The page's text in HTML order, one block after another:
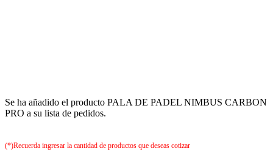
Se ha añadido el producto PALA DE PADEL NIMBUS CARBON
PRO a su lista de pedidos.
(*)Recuerda ingresar la cantidad de productos que deseas cotizar